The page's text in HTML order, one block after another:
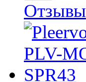
Отзывы